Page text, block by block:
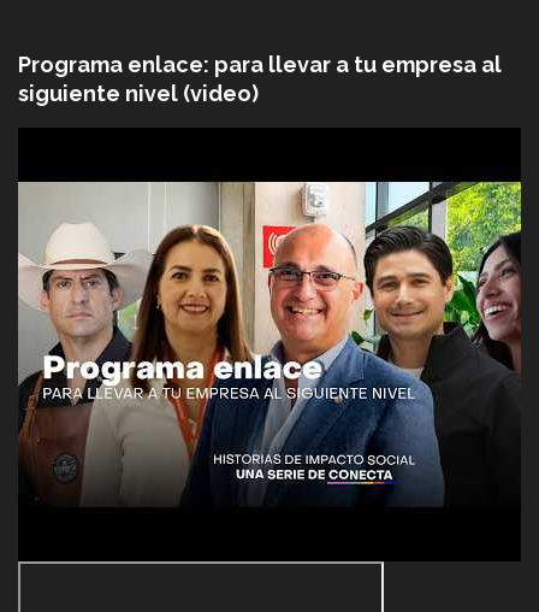
Programa enlace: para llevar a tu empresa al
siguiente nivel (video)